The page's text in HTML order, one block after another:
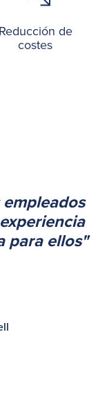
Reducción de
costes
para ellos"